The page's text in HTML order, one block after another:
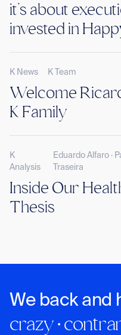
it’s about
invested in
K News K Team
Welcome
K Family
K
Analysis
Eduardo Alfaro ·
Traseira
Inside Our
Thesis
We back and
crazy ·